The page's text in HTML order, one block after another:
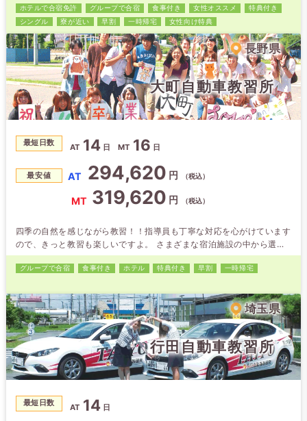
ホテルで合宿免許 グループで合宿 食事付き 女性オススメ
特典付き
シングル
寮が近い 早割 一時帰宅 女性向け特典
長野県
大町自動車教習所
最短日数 AT 14 日 MT 16 日
最安値 AT 294,620 円 （税込）
MT 319,620 円 （税込）
四季の自然を感じながら教習！！指導員も丁寧な対応を心がけています
ので、きっと教習も楽しいですよ。 さまざまな宿泊施設の中から選べ
るので、お好きな宿泊施設をチョイスして下さい。 各ペンション・温
泉宿・ホテルでの食事も自慢。男性にはボリューム満点で大好評。女性
グループで合宿 食事付き ホテル 特典付き 早割 一時帰宅
埼玉県
行田自動車教習所
最短日数 AT 14 日